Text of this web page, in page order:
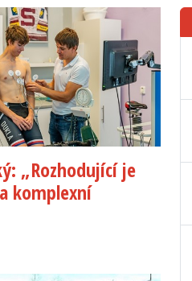
„Rozhodující je
komplexní